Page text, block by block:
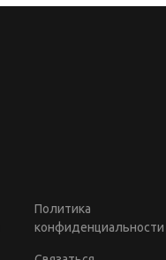
Политика
конфиденциальности